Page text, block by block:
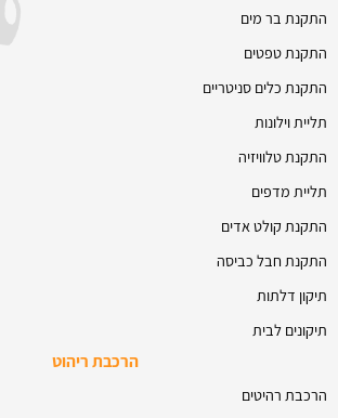
התקנת בר מים
התקנת טפטים
התקנת כלים סניטריים
תליית וילונות
התקנת טלוויזיה
תליית מדפים
התקנת קולט אדים
התקנת חבל כביסה
תיקון דלתות
תיקונים לבית
הרכבת ריהוט
הרכבת רהיטים